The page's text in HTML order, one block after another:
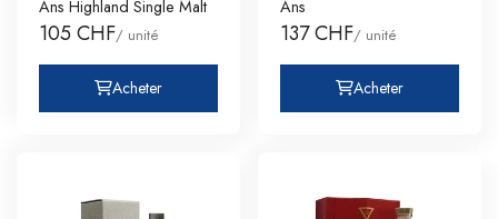
Ans Highland Single Malt
105 CHF/ unité
Acheter
Ans
137 CHF/ unité
Acheter